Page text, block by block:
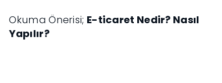
Okuma Önerisi; E-ticaret Nedir? Nasıl
Yapılır?